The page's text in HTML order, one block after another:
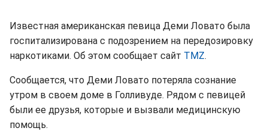
Известная американская певица Деми Ловато была
госпитализирована с подозрением на передозировку
наркотиками. Об этом сообщает сайт TMZ.
Сообщается, что Деми Ловато потеряла сознание
утром в своем доме в Голливуде. Рядом с певицей
были ее друзья, которые и вызвали медицинскую
помощь.